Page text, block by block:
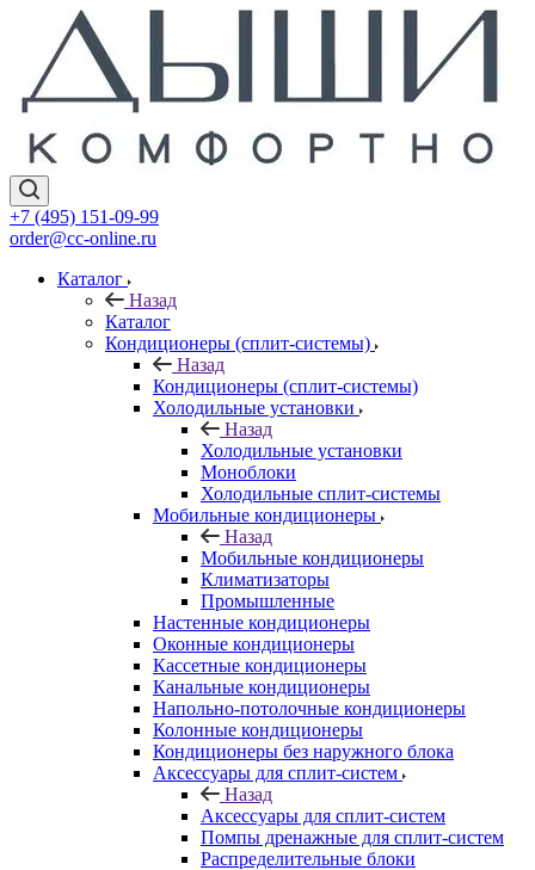
+7 (495) 151-09-99
order@cc-online.ru
Каталог
Назад
Каталог
Кондиционеры (сплит-системы)
Назад
Кондиционеры (сплит-системы)
Холодильные установки
Назад
Холодильные установки
Моноблоки
Холодильные сплит-системы
Мобильные кондиционеры
Назад
Мобильные кондиционеры
Климатизаторы
Промышленные
Настенные кондиционеры
Оконные кондиционеры
Кассетные кондиционеры
Канальные кондиционеры
Напольно-потолочные кондиционеры
Колонные кондиционеры
Кондиционеры без наружного блока
Аксессуары для сплит-систем
Назад
Аксессуары для сплит-систем
Помпы дренажные для сплит-систем
Распределительные блоки